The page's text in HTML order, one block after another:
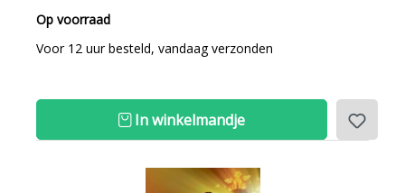
Op voorraad
Voor 12 uur besteld, vandaag verzonden
In winkelmandje